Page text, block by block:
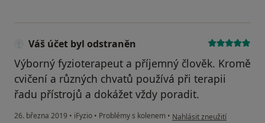
Váš účet byl odstraněn
Výborný fyzioterapeut a příjemný člověk. Kromě
cvičení a různých chvatů používá při terapii
řadu přístrojů a dokážet vždy poradit.
26. března 2019 • iFyzio • Problémy s kolenem • podle názoru uživatele Váš
Nahlásit zneužití